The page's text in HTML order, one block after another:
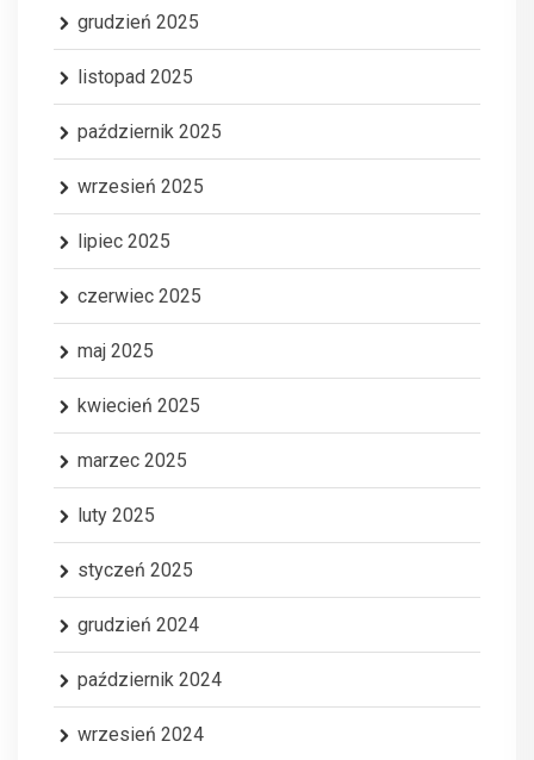
grudzień 2025
listopad 2025
październik 2025
wrzesień 2025
lipiec 2025
czerwiec 2025
maj 2025
kwiecień 2025
marzec 2025
luty 2025
styczeń 2025
grudzień 2024
październik 2024
wrzesień 2024